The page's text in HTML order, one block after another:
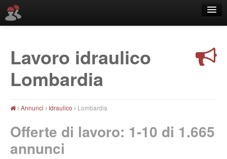
Località
Lavoro idraulico
Lombardia
Annunci Idraulico Lombardia
Offerte di lavoro: 1-10 di 1.665
annunci